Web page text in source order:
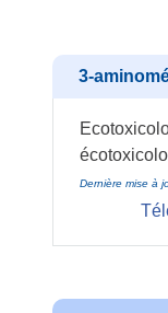
3-
Dernière mise à